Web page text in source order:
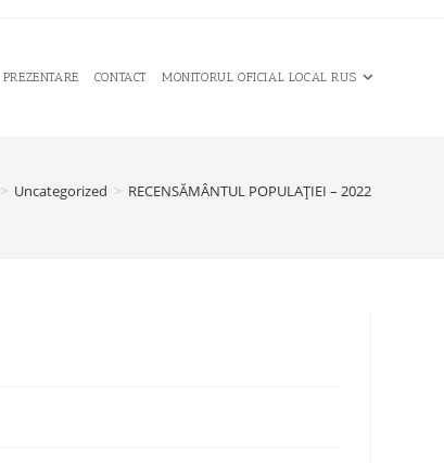
PREZENTARE CONTACT MONITORUL OFICIAL LOCAL RUS
> Uncategorized > RECENSĂMÂNTUL POPULAȚIEI – 2022